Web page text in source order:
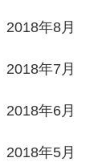
2018年8月
2018年7月
2018年6月
2018年5月